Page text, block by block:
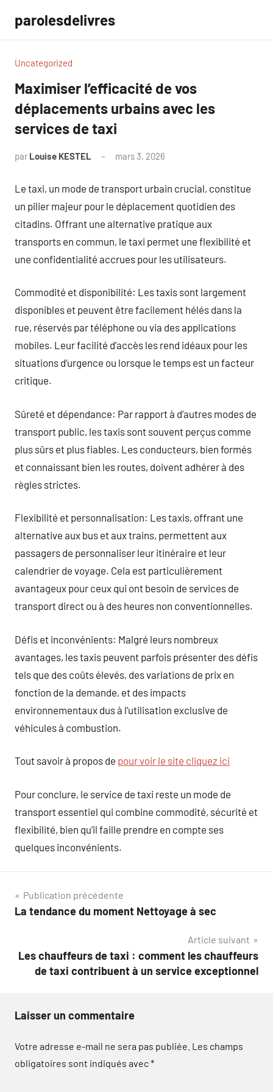
contenu
parolesdelivres
Uncategorized
Maximiser l’efficacité de vos
déplacements urbains avec les
services de taxi
par Louise KESTEL mars 3, 2026
Le taxi, un mode de transport urbain crucial, constitue
un pilier majeur pour le déplacement quotidien des
citadins. Offrant une alternative pratique aux
transports en commun, le taxi permet une flexibilité et
une confidentialité accrues pour les utilisateurs.
Commodité et disponibilité: Les taxis sont largement
disponibles et peuvent être facilement hélés dans la
rue, réservés par téléphone ou via des applications
mobiles. Leur facilité d’accès les rend idéaux pour les
situations d’urgence ou lorsque le temps est un facteur
critique.
Sûreté et dépendance: Par rapport à d’autres modes de
transport public, les taxis sont souvent perçus comme
plus sûrs et plus fiables. Les conducteurs, bien formés
et connaissant bien les routes, doivent adhérer à des
règles strictes.
Flexibilité et personnalisation: Les taxis, offrant une
alternative aux bus et aux trains, permettent aux
passagers de personnaliser leur itinéraire et leur
calendrier de voyage. Cela est particulièrement
avantageux pour ceux qui ont besoin de services de
transport direct ou à des heures non conventionnelles.
Défis et inconvénients: Malgré leurs nombreux
avantages, les taxis peuvent parfois présenter des défis
tels que des coûts élevés, des variations de prix en
fonction de la demande, et des impacts
environnementaux dus à l’utilisation exclusive de
véhicules à combustion.
Tout savoir à propos de pour voir le site cliquez ici
Pour conclure, le service de taxi reste un mode de
transport essentiel qui combine commodité, sécurité et
flexibilité, bien qu’il faille prendre en compte ses
quelques inconvénients.
Navigation
de
Publication précédente
La tendance du moment Nettoyage à sec
Article suivant
Les chauffeurs de taxi : comment les chauffeurs
de taxi contribuent à un service exceptionnel
Laisser un commentaire
Votre adresse e-mail ne sera pas publiée. Les champs
obligatoires sont indiqués avec*